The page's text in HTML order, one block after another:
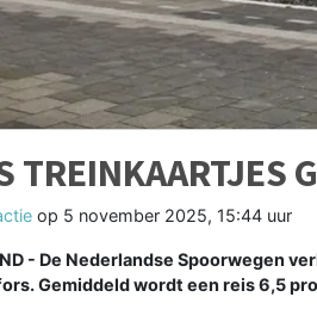
TREINKAARTJES
op 5 november 2025, 15:44 uur
- De Nederlandse Spoorwegen
Gemiddeld wordt een reis 6,5